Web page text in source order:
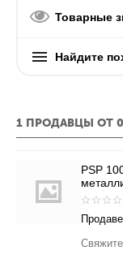
Товарные
Найдите
1 ПРОДАВЦЫ ОТ 0
PSP